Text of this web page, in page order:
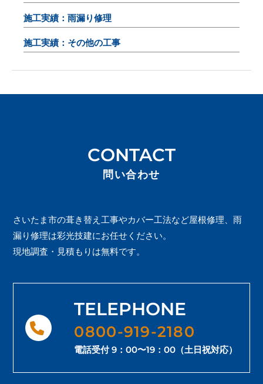
施工実績：雨漏り修理
施工実績：その他の工事
CONTACT
問い合わせ
さいたま市の葺き替え工事やカバー工法など屋根修理、雨
漏り修理は彩光技建にお任せください。
現地調査・見積もりは無料です。
TELEPHONE
0800-919-2180
電話受付 9：00〜19：00（土日祝対応）